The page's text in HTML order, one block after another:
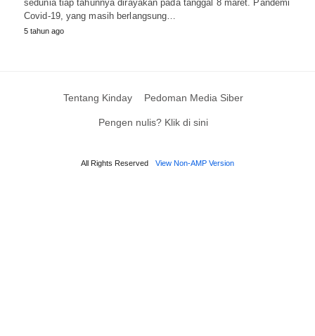
sedunia tiap tahunnya dirayakan pada tanggal 8 maret. Pandemi
Covid-19, yang masih berlangsung…
5 tahun ago
Tentang Kinday Pedoman Media Siber
Pengen nulis? Klik di sini
All Rights Reserved View Non-AMP Version